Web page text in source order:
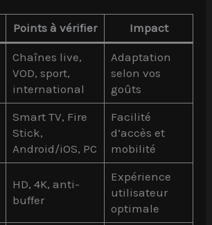
Points à vérifier Impact
Chaînes live,
VOD, sport,
international
Adaptation
selon vos
goûts
Smart TV, Fire
Stick,
Android/iOS, PC
Facilité
d’accès et
mobilité
HD, 4K, anti-
buffer
Expérience
utilisateur
optimale